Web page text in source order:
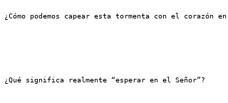
¿Cómo podemos capear esta tormenta con el corazón en
¿Qué significa realmente “esperar en el Señor”?